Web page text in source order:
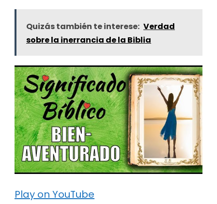
Quizás también te interese: Verdad
sobre la inerrancia de la Biblia
Play on YouTube